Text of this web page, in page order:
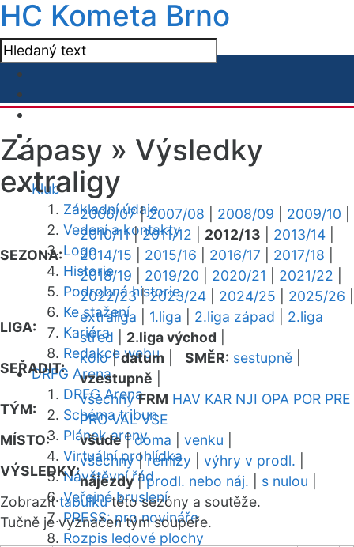
HC Kometa Brno
Klub
Základní údaje
Vedení a kontakty
Logo
Historie
Podrobná historie
Ke stažení
Kariéra
Redakce webu
DRFG Arena
DRFG Arena
Schéma tribun
Plánek areny
Virtuální prohlídka
Návštěvní řád
Veřejné bruslení
PRESS: pro novináře
Rozpis ledové plochy
Zápasy » Výsledky
extraligy
SEZONA:
2006/07|2007/08 2008/09 2009/10
2010/11|2011/12 2012/13 2013/14
2014/15
2015/16 2016/17 2017/18
2018/19
2019/20 2020/21 2021/22
2022/23|2023/24 2024/25 2025/26
LIGA:
extraliga 1.liga 2.liga západ
2.liga
střed
2.liga východ
SEŘADIT:
kolo|datum SMĚR: sestupně
vzestupně
TÝM:
všechny FRM HAV KAR NJI OPA POR PRE
PRO VAL VSE
MÍSTO:
všude|doma venku
VÝSLEDKY:
všechny|remízy výhry v prodl.
nájezdy|prodl. nebo náj. s nulou
Zobrazittabulkutéto sezóny a soutěže.
Tučně je vyznačen tým soupeře.